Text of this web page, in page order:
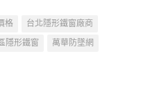
格
台北隱形鐵窗廠商
隱形鐵窗
萬華防墜網